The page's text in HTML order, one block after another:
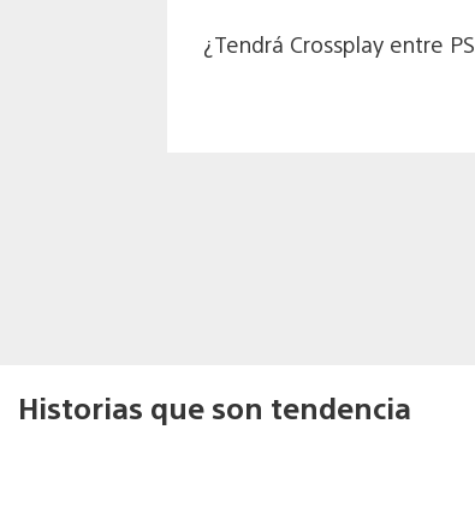
¿Tendrá Crossplay entre
Historias que son tendencia